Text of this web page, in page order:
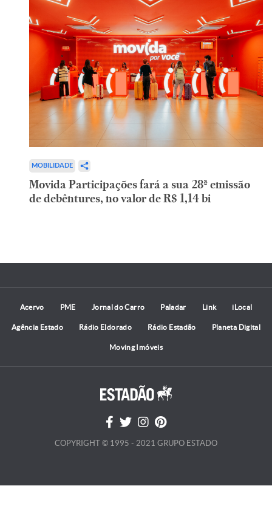
MOBILIDADE
Movida Participações fará a sua 28ª emissão
de debêntures, no valor de R$ 1,14 bi
Acervo PME Jornal do Carro Paladar Link iLocal
Agência Estado Rádio Eldorado Rádio Estadão Planeta Digital
Moving Imóveis
COPYRIGHT © 1995 - 2021 GRUPO ESTADO